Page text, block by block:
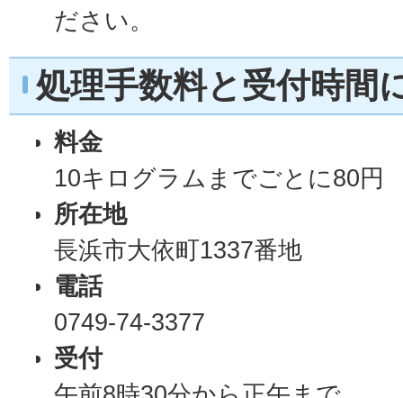
ださい。
処理手数料と受付時間
料金
10キログラムまでごとに80円
所在地
長浜市大依町1337番地
電話
0749-74-3377
受付